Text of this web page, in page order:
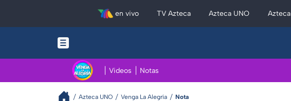
en vivo TV Azteca Azteca UNO
Videos Notas
Azteca UNO Venga La Alegría Nota